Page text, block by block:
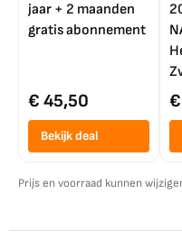
jaar + 2 maanden
gratis abonnement
€ 45,50
Bekijk deal
Prijs en voorraad kunnen